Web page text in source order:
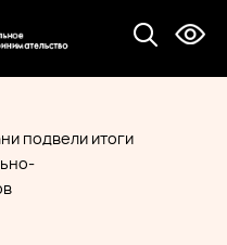
подвели итоги